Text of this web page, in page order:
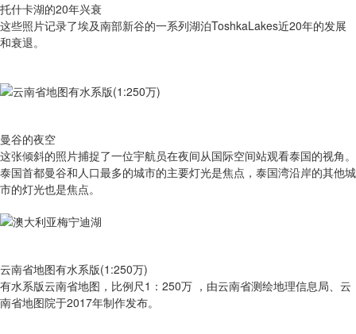
托什卡湖的20年兴衰
这些照片记录了埃及南部新谷的一系列湖泊ToshkaLakes近20年的发展
和衰退。
曼谷的夜空
这张倾斜的照片捕捉了一位宇航员在夜间从国际空间站观看泰国的视角。
泰国首都曼谷和人口最多的城市的主要灯光是焦点，泰国湾沿岸的其他城
市的灯光也是焦点。
云南省地图有水系版(1:250万)
有​水系版云南省地图，比例尺1：250万 ，由云南省测绘地理信息局、云
南省地图院于2017年制作发布。